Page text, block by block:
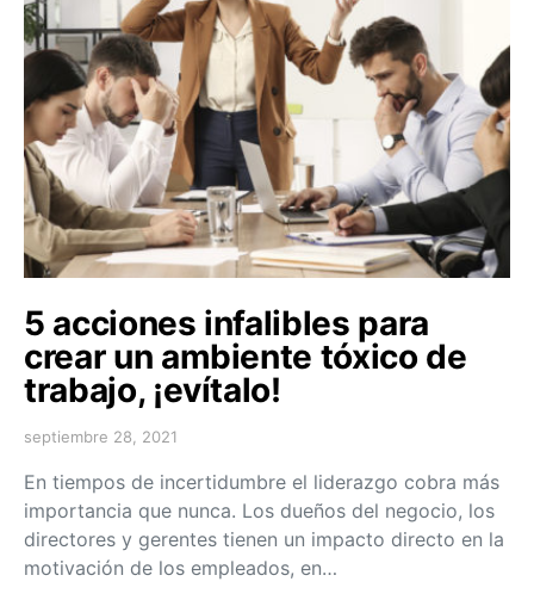
5 acciones infalibles para
crear un ambiente tóxico de
trabajo, ¡evítalo!
septiembre 28, 2021
En tiempos de incertidumbre el liderazgo cobra más
importancia que nunca. Los dueños del negocio, los
directores y gerentes tienen un impacto directo en la
motivación de los empleados, en…